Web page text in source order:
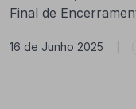
Final de
16 de Junho 2025